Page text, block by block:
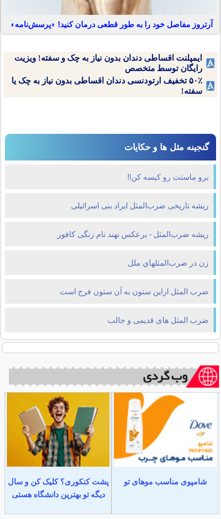
آرتروز مفاصل خود را به طور قطعی درمان کنید! ◗پرسش‌نامه◖
ایمپلنت اقساطی دندان بدون نیاز به چک و سفته! ویزیت
رایگان توسط متخصص
۵۰٪ تخفیف ارتودنسی دندان اقساطی بدون نیاز به چک یا
سفته!
گنجینه مثل ها و حکایات
برو ماستت رو کیسه کن!!
ریشه تاریخی ضرب‌المثل ایراد بنی اسرائیلی
ریشه ضرب‌المثل - برعكس نهند نام زنگی كافور
زن در ضرب‌المثلهاي ملل
ضرب المثل ازاین ستون به آن ستون فرج است
ضرب المثل های قدیمی و جالب
شامپوی مناسب موهای تو
پشت کنکوری؟ کلیک کن و سال
دیگه تو بهترین دانشگاه هستی